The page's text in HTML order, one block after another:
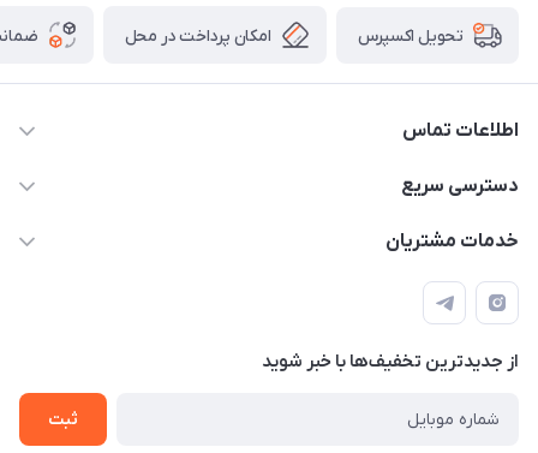
تحویل اکسپرس امکان پرداخت در محل
اطلاعات تماس
09913878908 _ 09201096459 _ 021.28424157
دسترسی سریع
حساب کاربری
لیست محصولات
درباره ما
خدمات مشتریان
قوانین و مقررات
حریم خصوصی
راهنما
از جدید‌ترین تخفیف‌ها با‌ خبر شوید
ثبت